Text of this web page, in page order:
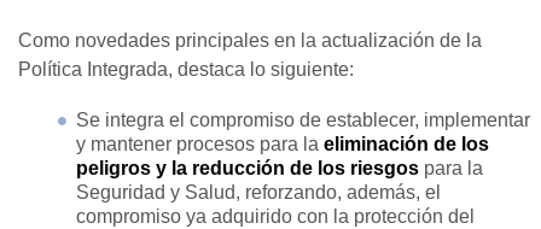
Como novedades principales en la actualización de la
Política Integrada, destaca lo siguiente:
Se integra el compromiso de establecer, implementar
y mantener procesos para la eliminación de los
peligros y la reducción de los riesgos para la
Seguridad y Salud, reforzando, además, el
compromiso ya adquirido con la protección del